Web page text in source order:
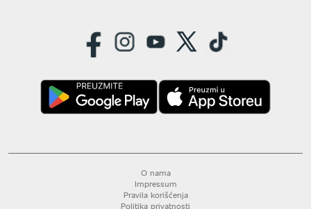
O nama
Impressum
Pravila korišćenja
Politika privatnosti